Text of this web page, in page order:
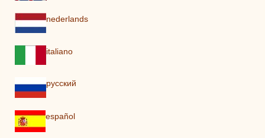
nederlands
italiano
pусский
español